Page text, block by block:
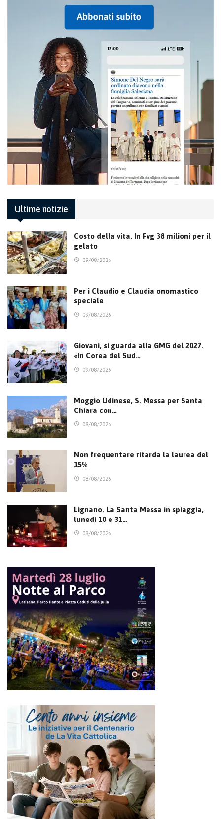
Ultime notizie
Costo della vita. In Fvg 38 milioni per il
gelato
09/08/2026
Per i Claudio e Claudia onomastico
speciale
09/08/2026
Giovani, si guarda alla GMG del 2027.
«In Corea del Sud…
09/08/2026
Moggio Udinese, S. Messa per Santa
Chiara con…
08/08/2026
Non frequentare ritarda la laurea del
15%
08/08/2026
Lignano. La Santa Messa in spiaggia,
lunedì 10 e 31…
08/08/2026